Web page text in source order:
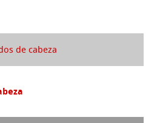
de cabeza